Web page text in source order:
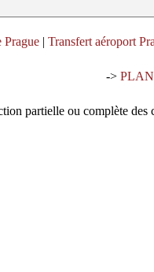
| Transfert aéroport
->
partielle ou complète des